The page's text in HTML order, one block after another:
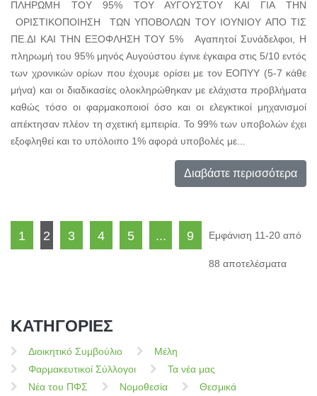
ΠΛΗΡΩΜΗ ΤΟΥ 95% ΤΟΥ ΑΥΓΟΥΣΤΟΥ ΚΑΙ ΓΙΑ ΤΗΝ
ΟΡΙΣΤΙΚΟΠΟΙΗΣΗ ΤΩΝ ΥΠΟΒΟΛΩΝ ΤΟΥ ΙΟΥΝΙΟΥ ΑΠΟ ΤΙΣ
ΠΕ.ΔΙ ΚΑΙ ΤΗΝ ΕΞΟΦΛΗΣΗ ΤΟΥ 5% Αγαπητοί Συνάδελφοι, Η
πληρωμή του 95% μηνός Αυγούστου έγινε έγκαιρα στις 5/10 εντός
των χρονικών ορίων που έχουμε ορίσει με τον ΕΟΠΥΥ (5-7 κάθε
μήνα) και οι διαδικασίες ολοκληρώθηκαν με ελάχιστα προβλήματα
καθώς τόσο οι φαρμακοποιοί όσο και οι ελεγκτικοί μηχανισμοί
απέκτησαν πλέον τη σχετική εμπειρία. Το 99% των υποβολών έχει
εξοφληθεί και το υπόλοιπο 1% αφορά υποβολές με...
Διαβάστε περισσότερα
1 2 3 4 5 ... 9 Εμφάνιση 11-20 από
88 αποτελέσματα
ΚΑΤΗΓΟΡΙΕΣ
Διοικητικό Συμβούλιο
Μέλη
Φαρμακευτικοί Σύλλογοι
Τα νέα μας
Νέα του ΠΦΣ
Νομοθεσία
Θεσμικά